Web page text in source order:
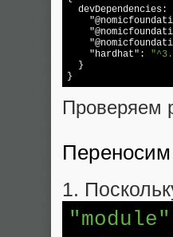
devDependencies:
"hardhat" :
  }
}
Проверяем
1.
"module"